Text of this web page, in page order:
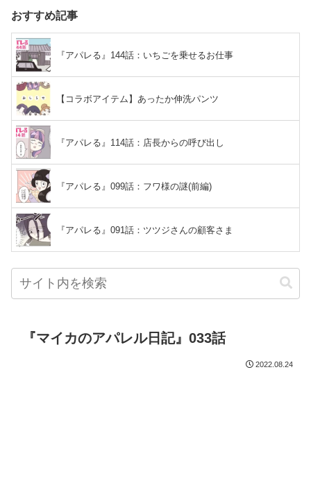
おすすめ記事
『アパレる』144話：いちごを乗せるお仕事
【コラボアイテム】あったか伸洗パンツ
『アパレる』114話：店長からの呼び出し
『アパレる』099話：フワ様の謎(前編)
『アパレる』091話：ツツジさんの顧客さま
『マイカのアパレル日記』033話
2022.08.24